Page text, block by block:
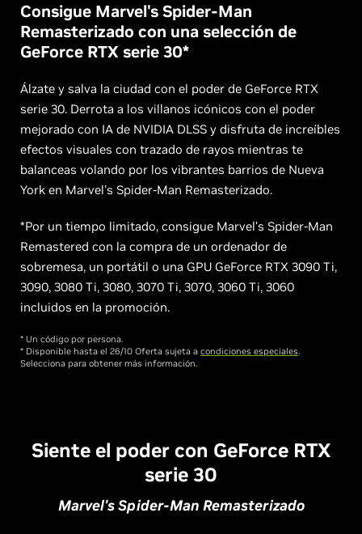
Consigue Marvel's Spider-Man
Remasterizado con una selección de
GeForce RTX serie 30*
Álzate y salva la ciudad con el poder de GeForce RTX
serie 30. Derrota a los villanos icónicos con el poder
mejorado con IA de NVIDIA DLSS y disfruta de increíbles
efectos visuales con trazado de rayos mientras te
balanceas volando por los vibrantes barrios de Nueva
York en Marvel's Spider-Man Remasterizado.
*Por un tiempo limitado, consigue Marvel’s Spider-Man
Remastered con la compra de un ordenador de
sobremesa, un portátil o una GPU GeForce RTX 3090 Ti,
3090, 3080 Ti, 3080, 3070 Ti, 3070, 3060 Ti, 3060
incluidos en la promoción.
* Un código por persona.
* Disponible hasta el 26/10 Oferta sujeta a condiciones especiales.
Selecciona para obtener más información.
Siente el poder con GeForce RTX
serie 30
Marvel's Spider-Man Remasterizado